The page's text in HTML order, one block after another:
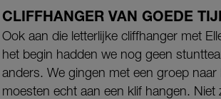
CLIFFHANGER VAN GOEDE
Ook aan die letterlijke cliffhanger met
het begin hadden we nog geen
anders. We gingen met een groep
moesten echt aan een klif hangen.